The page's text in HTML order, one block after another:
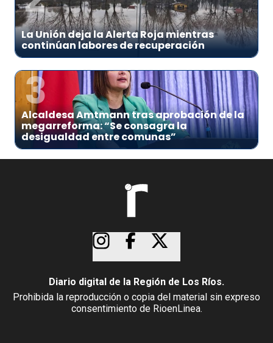
La Unión deja la Alerta Roja mientras
continúan labores de recuperación
3
Alcaldesa Amtmann tras aprobación de la
megarreforma: “Se consagra la
desigualdad entre comunas”
Diario digital de la Región de Los Ríos.
Prohibida la reproducción o copia del material sin expreso
consentimiento de RioenLinea.